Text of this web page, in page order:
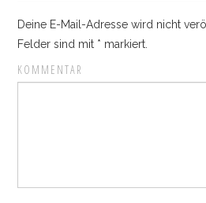
Deine E-Mail-Adresse wird nicht
Felder sind mit * markiert.
KOMMENTAR